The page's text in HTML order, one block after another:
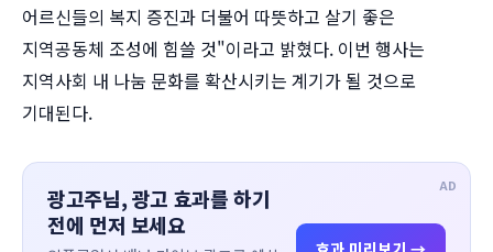
어르신들의 복지 증진과 더불어 따뜻하고 살기 좋은
지역공동체 조성에 힘쓸 것"이라고 밝혔다. 이번 행사는
지역사회 내 나눔 문화를 확산시키는 계기가 될 것으로
기대된다.
AD
광고주님, 광고 효과를 하기
전에 먼저 보세요